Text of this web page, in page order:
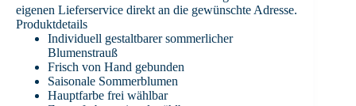
eigenen Lieferservice direkt an die gewünschte Adresse.
Produktdetails
Individuell gestaltbarer sommerlicher
Blumenstrauß
Frisch von Hand gebunden
Saisonale Sommerblumen
Hauptfarbe frei wählbar